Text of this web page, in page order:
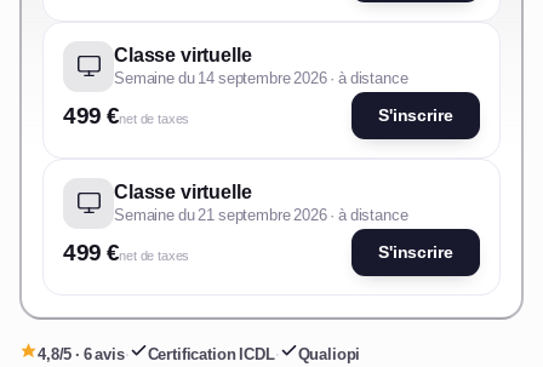
Classe virtuelle
Semaine du 14 septembre 2026 · à distance
499 €net de taxes S'inscrire
Classe virtuelle
Semaine du 21 septembre 2026 · à distance
499 €net de taxes S'inscrire
4,8/5 · 6 avis· Certification ICDL· Qualiopi